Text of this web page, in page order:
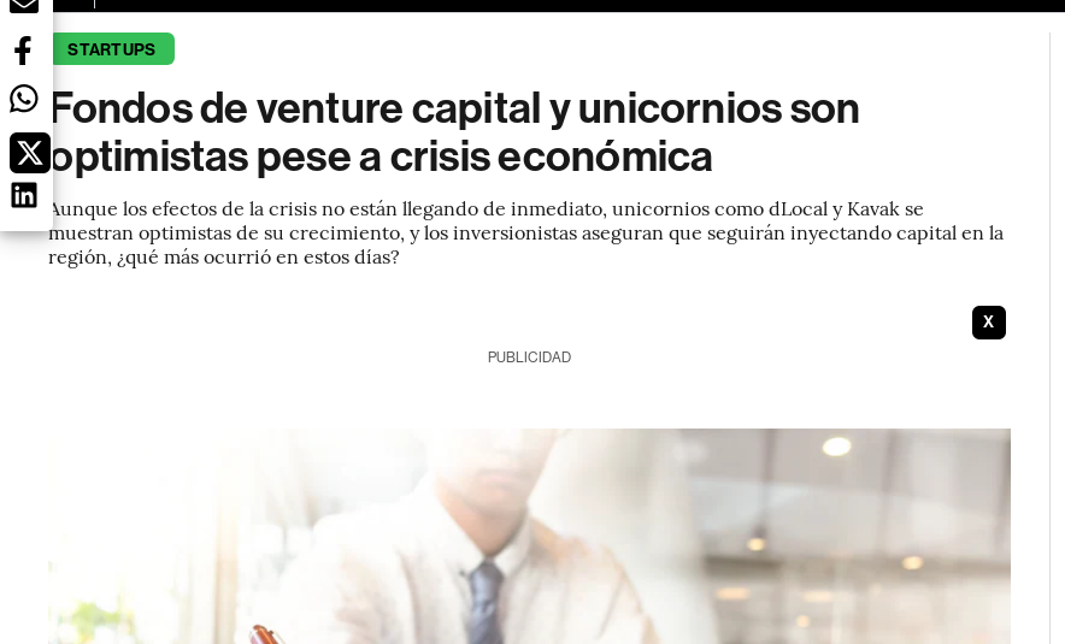
STARTUPS
Fondos de venture capital y unicornios son
optimistas pese a crisis económica
Aunque los efectos de la crisis no están llegando de inmediato, unicornios como dLocal y Kavak se
muestran optimistas de su crecimiento, y los inversionistas aseguran que seguirán inyectando capital en la
región, ¿qué más ocurrió en estos días?
X
PUBLICIDAD